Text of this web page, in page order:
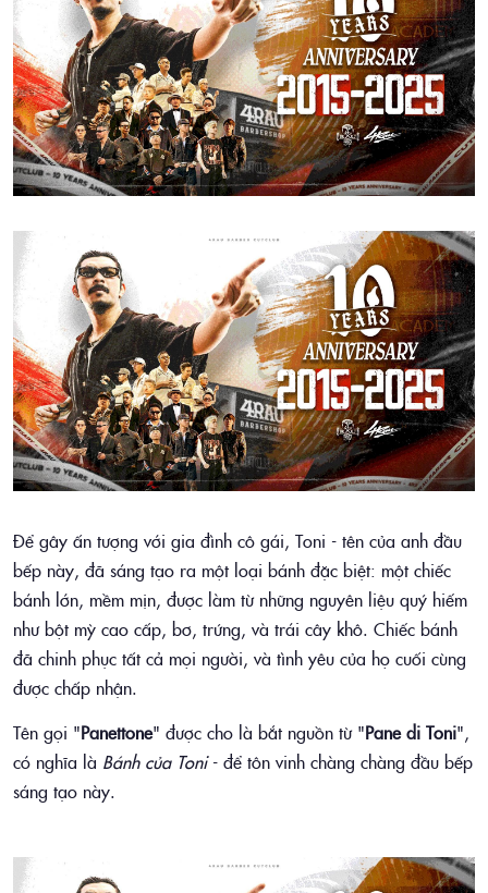
Để gây ấn tượng với gia đình cô gái, Toni - tên của anh đầu
bếp này, đã sáng tạo ra một loại bánh đặc biệt: một chiếc
bánh lớn, mềm mịn, được làm từ những nguyên liệu quý hiếm
như bột mỳ cao cấp, bơ, trứng, và trái cây khô. Chiếc bánh
đã chinh phục tất cả mọi người, và tình yêu của họ cuối cùng
được chấp nhận.
Tên gọi "Panettone" được cho là bắt nguồn từ "Pane di Toni",
có nghĩa là Bánh của Toni- để tôn vinh chàng chàng đầu bếp
sáng tạo này.